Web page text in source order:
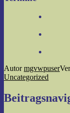
Autormgvwpuser
Uncategorized